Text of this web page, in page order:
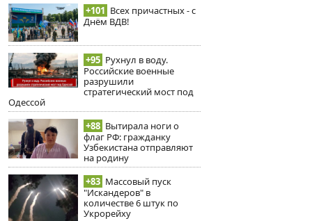
+101 Всех причастных - с
Днём ВДВ!
+95 Рухнул в воду.
Российские военные
разрушили
стратегический мост под
Одессой
+88 Вытирала ноги о
флаг РФ: гражданку
Узбекистана отправляют
на родину
+83 Массовый пуск
"Искандеров" в
количестве 6 штук по
Укрорейху